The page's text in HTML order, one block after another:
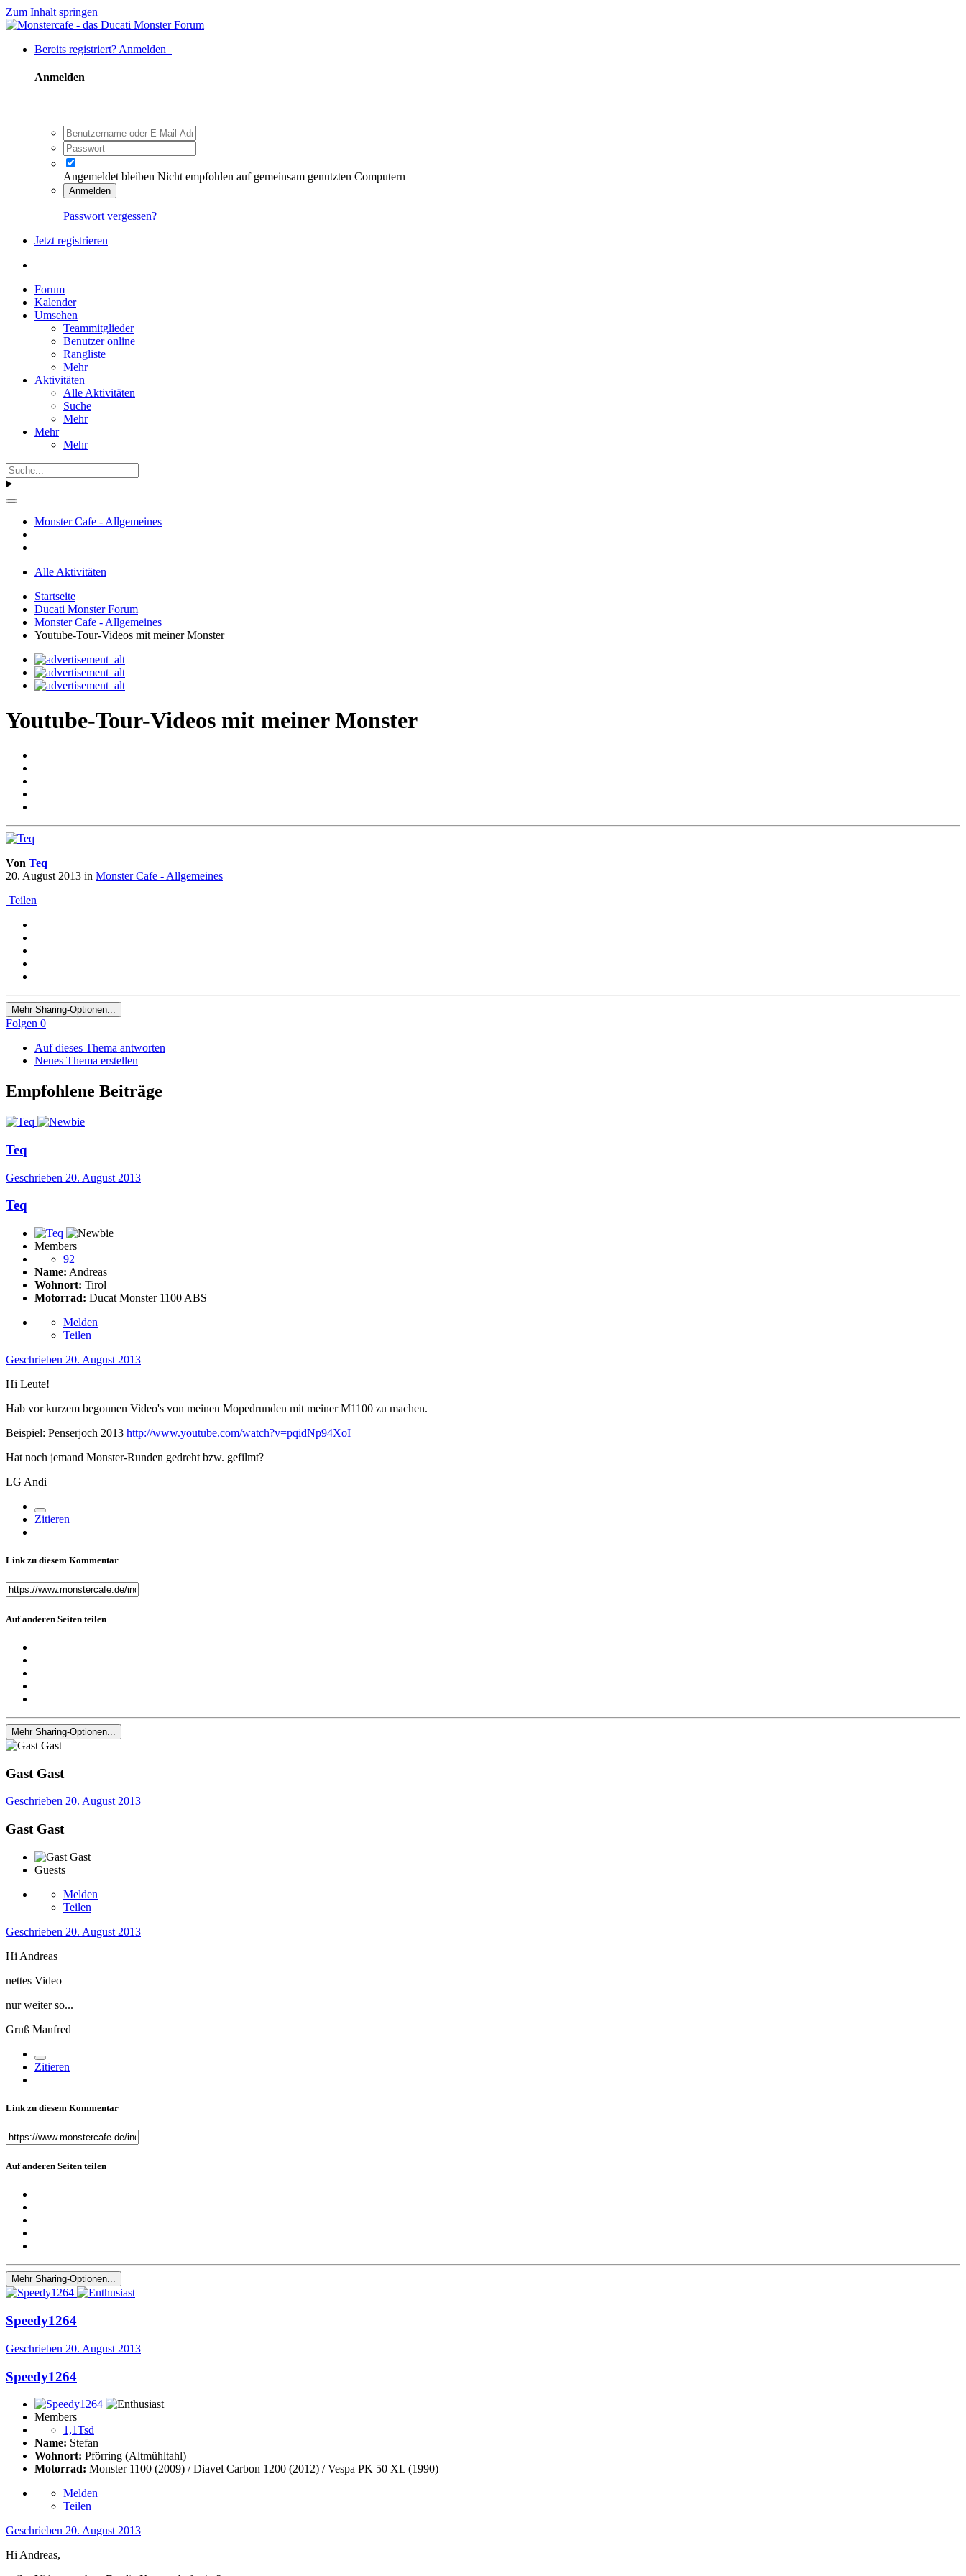
Zum Inhalt springen
Bereits registriert? Anmelden
Anmelden
Angemeldet bleiben Nicht empfohlen auf gemeinsam genutzten Computern
Anmelden
Passwort vergessen?
Jetzt registrieren
Forum
Kalender
Umsehen
Teammitglieder
Benutzer online
Rangliste
Mehr
Aktivitäten
Alle Aktivitäten
Suche
Mehr
Mehr
Mehr
Monster Cafe - Allgemeines
Alle Aktivitäten
Startseite
Ducati Monster Forum
Monster Cafe - Allgemeines
Youtube-Tour-Videos mit meiner Monster
Youtube-Tour-Videos mit meiner Monster
Von Teq
20. August 2013 in Monster Cafe - Allgemeines
Teilen
Mehr Sharing-Optionen...
Folgen 0
Auf dieses Thema antworten
Neues Thema erstellen
Empfohlene Beiträge
Teq
Geschrieben 20. August 2013
Teq
Members
92
Name: Andreas
Wohnort: Tirol
Motorrad: Ducat Monster 1100 ABS
Melden
Teilen
Geschrieben 20. August 2013
Hi Leute!
Hab vor kurzem begonnen Video's von meinen Mopedrunden mit meiner M1100 zu machen.
Beispiel: Penserjoch 2013 http://www.youtube.com/watch?v=pqidNp94XoI
Hat noch jemand Monster-Runden gedreht bzw. gefilmt?
LG Andi
Zitieren
Link zu diesem Kommentar
Auf anderen Seiten teilen
Mehr Sharing-Optionen...
Gast Gast
Geschrieben 20. August 2013
Gast Gast
Guests
Melden
Teilen
Geschrieben 20. August 2013
Hi Andreas
nettes Video
nur weiter so...
Gruß Manfred
Zitieren
Link zu diesem Kommentar
Auf anderen Seiten teilen
Mehr Sharing-Optionen...
Speedy1264
Geschrieben 20. August 2013
Speedy1264
Members
1,1Tsd
Name: Stefan
Wohnort: Pförring (Altmühltahl)
Motorrad: Monster 1100 (2009) / Diavel Carbon 1200 (2012) / Vespa PK 50 XL (1990)
Melden
Teilen
Geschrieben 20. August 2013
Hi Andreas,